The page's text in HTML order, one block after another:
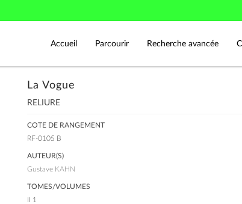
Accueil Parcourir Recherche avancée
La Vogue
RELIURE
COTE DE RANGEMENT
RF-0105 B
AUTEUR(S)
Gustave KAHN
TOMES/VOLUMES
II 1